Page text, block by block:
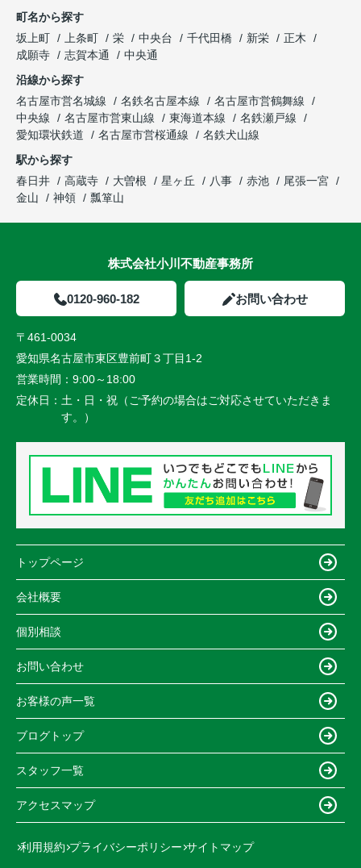
町名から探す
坂上町
上条町 栄 中央台 千代田橋 新栄
正木
成願寺
志賀本通
中央通
沿線から探す
名古屋市営名城線
名鉄名古屋本線
名古屋市営鶴舞線
中央線
名古屋市営東山線 東海道本線
名鉄瀬戸線
愛知環状鉄道
名古屋市営桜通線
名鉄犬山線
駅から探す
春日井
高蔵寺 大曽根 星ヶ丘 八事 赤池
尾張一宮
金山
神領 瓢箪山
株式会社小川不動産事務所
0120-960-182 お問い合わせ
〒461-0034
愛知県名古屋市東区豊前町３丁目1-2
営業時間： 9:00～18:00
定休日： 土・日・祝（ご予約の場合はご対応させていただきま
す。）
トップページ
会社概要
個別相談
お問い合わせ
お客様の声一覧
ブログトップ
スタッフ一覧
アクセスマップ
利用規約 プライバシーポリシー サイトマップ